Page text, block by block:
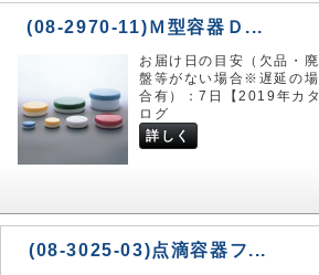
(08-2970-11)Ｍ型容器Ｄ...
お届け日の目安（欠品・廃
盤等がない場合※遅延の場
合有）：7日【2019年カタ
ログ
詳しく
(08-3025-03)点滴容器フ...